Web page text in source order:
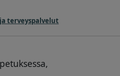
terveyspalvelut